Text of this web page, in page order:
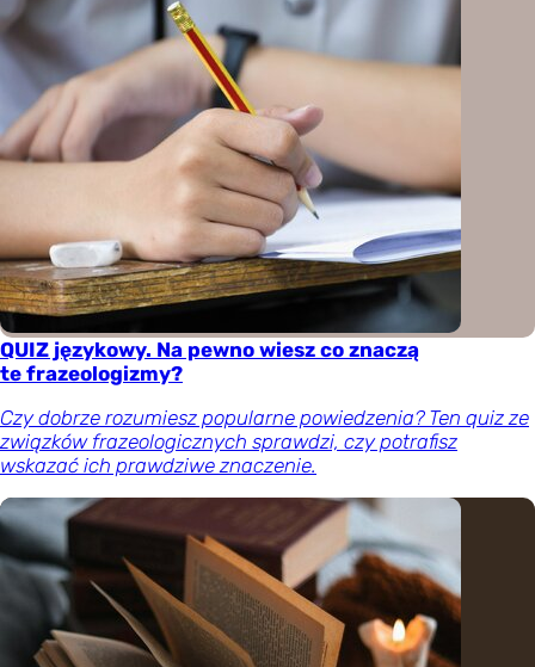
QUIZ językowy. Na pewno wiesz co znaczą
te frazeologizmy?
Czy dobrze rozumiesz popularne powiedzenia? Ten quiz ze
związków frazeologicznych sprawdzi, czy potrafisz
wskazać ich prawdziwe znaczenie.